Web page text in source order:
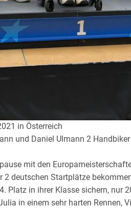
in Österreich
und Daniel Ulmann 2
mit den
2 deutschen Startplätze
Platz in ihrer Klasse sichern, nur
in einem sehr harten Rennen,